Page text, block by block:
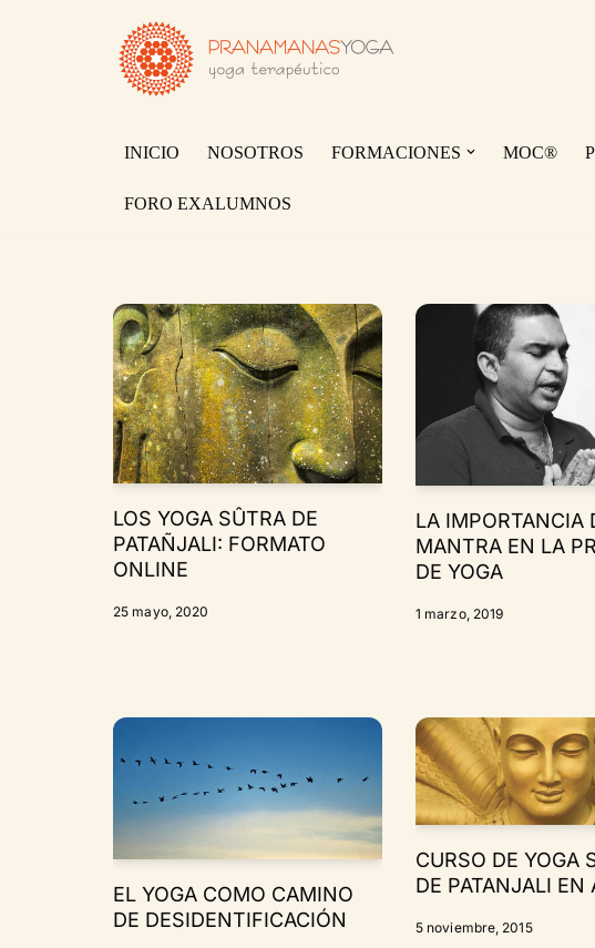
INICIO NOSOTROS FORMACIONES MOC®
FORO EXALUMNOS
LOS YOGA SÛTRA DE
PATAÑJALI: FORMATO
ONLINE
25 mayo, 2020
LA IMPORTANCIA
MANTRA EN LA
DE YOGA
1 marzo, 2019
EL YOGA COMO CAMINO
DE DESIDENTIFICACIÓN
CURSO DE YOGA
DE PATANJALI EN
5 noviembre, 2015